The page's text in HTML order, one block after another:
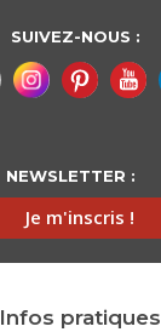
SUIVEZ-NOUS :
NEWSLETTER :
Je m'inscris !
Infos pratiques